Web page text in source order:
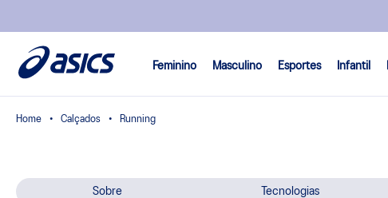
Feminino Masculino Esportes Infantil
Calçados Running
Sobre Tecnologias